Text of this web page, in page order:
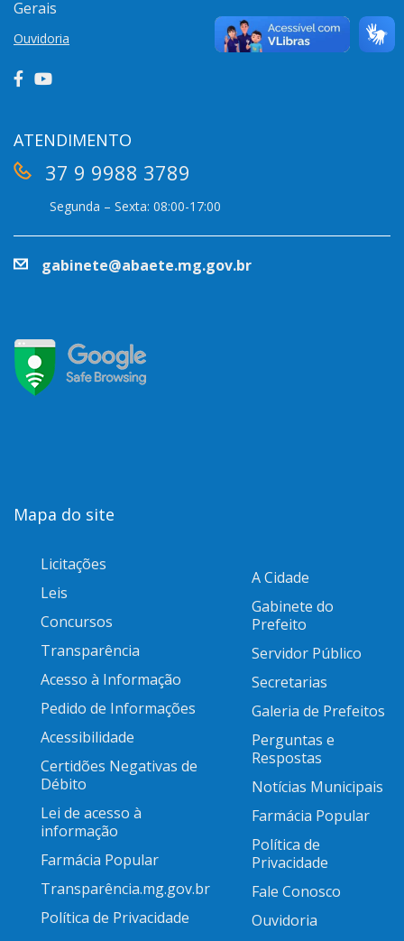
Gerais
Ouvidoria
ATENDIMENTO
37 9 9988 3789
Segunda – Sexta: 08:00-17:00
gabinete@abaete.mg.gov.br
Mapa do site
Licitações
Leis
Concursos
Transparência
Acesso à Informação
Pedido de Informações
Acessibilidade
Certidões Negativas de
Débito
Lei de acesso à
informação
Farmácia Popular
Transparência.mg.gov.br
Política de Privacidade
A Cidade
Gabinete do
Prefeito
Servidor Público
Secretarias
Galeria de Prefeitos
Perguntas e
Respostas
Notícias Municipais
Farmácia Popular
Política de
Privacidade
Fale Conosco
Ouvidoria